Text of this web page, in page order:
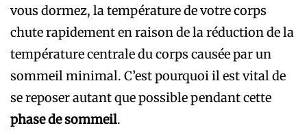
vous dormez, la température de votre corps
chute rapidement en raison de la réduction de la
température centrale du corps causée par un
sommeil minimal. C’est pourquoi il est vital de
se reposer autant que possible pendant cette
phase de sommeil.